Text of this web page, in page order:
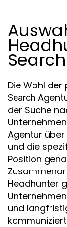
Die Wahl der
Search
der Suche
Agentur
und die
Position
Headhunter
und